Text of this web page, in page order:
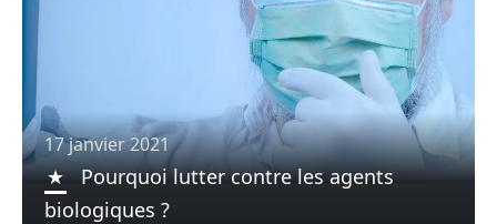
17 janvier 2021
Pourquoi lutter contre les agents
biologiques ?